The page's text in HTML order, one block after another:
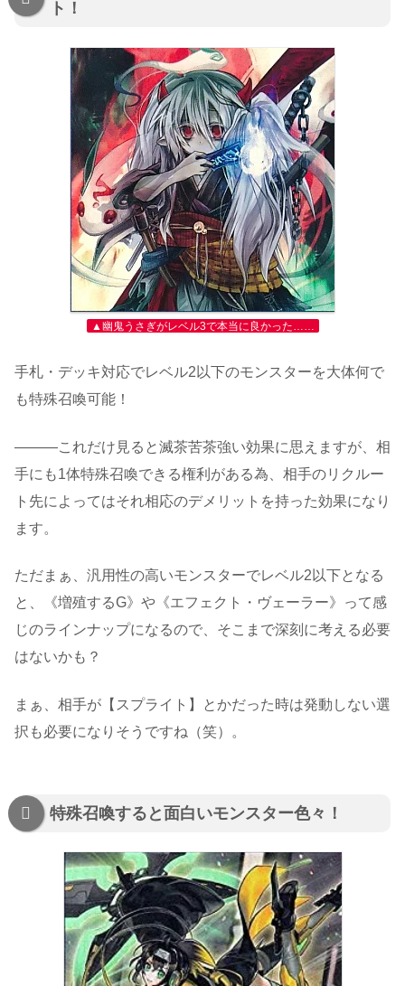
ト！
▲幽鬼うさぎがレベル3で本当に良かった……
手札・デッキ対応でレベル2以下のモンスターを大体何で
も特殊召喚可能！
―――これだけ見ると滅茶苦茶強い効果に思えますが、相
手にも1体特殊召喚できる権利がある為、相手のリクルー
ト先によってはそれ相応のデメリットを持った効果になり
ます。
ただまぁ、汎用性の高いモンスターでレベル2以下となる
と、《増殖するG》や《エフェクト・ヴェーラー》って感
じのラインナップになるので、そこまで深刻に考える必要
はないかも？
まぁ、相手が【スプライト】とかだった時は発動しない選
択も必要になりそうですね（笑）。
特殊召喚すると面白いモンスター色々！